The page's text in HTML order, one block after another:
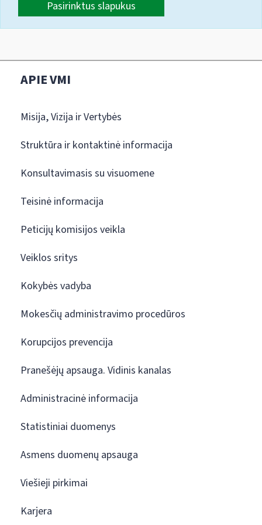
Pasirinktus slapukus
APIE VMI
Misija, Vizija ir Vertybės
Struktūra ir kontaktinė informacija
Konsultavimasis su visuomene
Teisinė informacija
Peticijų komisijos veikla
Veiklos sritys
Kokybės vadyba
Mokesčių administravimo procedūros
Korupcijos prevencija
Pranešėjų apsauga. Vidinis kanalas
Administracinė informacija
Statistiniai duomenys
Asmens duomenų apsauga
Viešieji pirkimai
Karjera